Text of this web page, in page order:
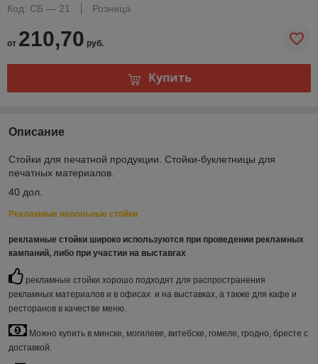
Код: СБ — 21
Розница
от 210,70 руб.
Купить
Описание
Стойки для печатной продукции. Стойки-буклетницы для
печатных материалов.
40 дол.
Рекламные напольные стойки
рекламные стойки широко используются при проведении рекламных
кампаний, либо при участии на выставrах
рекламные стойки хорошо подходят для распространения
рекламных материалов и в офисах и на выставках, а также для кафе и
ресторанов в качестве меню.
Можно купить в минске, могилеве, витебске, гомеле, гродно, бресте с
доставкой.